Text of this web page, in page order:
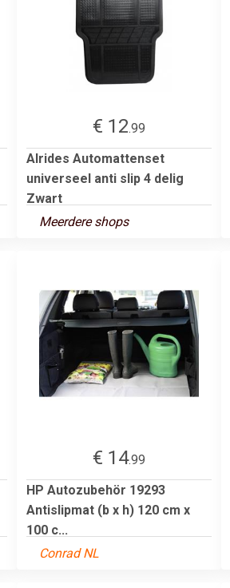
€ 12.99
Alrides Automattenset
universeel anti slip 4 delig
Zwart
Meerdere shops
€ 14.99
HP Autozubehör 19293
Antislipmat (b x h) 120 cm x
100 c...
Conrad NL